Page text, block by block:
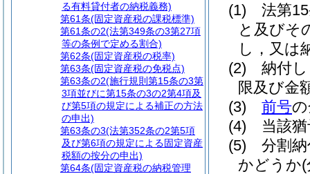
(1)
法第
と及びそ
し，又は
(2)
納付
限及び金
(3)
前号
(4)
当該
(5)
分割
かどうか
る有料貸付者の納税義務)
第61条(固定資産税の課税標準)
第61条の2(法第349条の3第27項
等の条例で定める割合)
第62条(固定資産税の税率)
第63条(固定資産税の免税点)
第63条の2(施行規則第15条の3第
3項並びに第15条の3の2第4項及
び第5項の規定による補正の方法
の申出)
第63条の3(法第352条の2第5項
及び第6項の規定による固定資産
税額の按分の申出)
第64条(固定資産税の納税管理